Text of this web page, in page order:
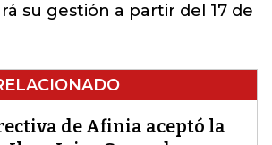
su gestión a partir del 17 de
de Afinia aceptó la